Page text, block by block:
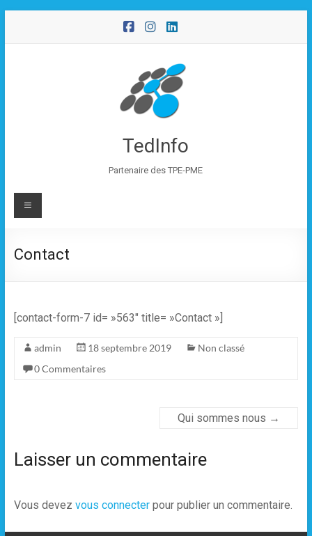
TedInfo
Partenaire des TPE-PME
Menu
Contact
[contact-form-7 id= »563″ title= »Contact »]
admin 18 septembre 2019
Non classé
0 Commentaires
Qui sommes nous →
Laisser un commentaire
Vous devez vous connecterpour publier un commentaire.